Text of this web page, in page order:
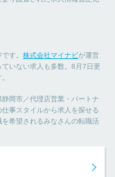
す。 株式会社マイナビが運営
いない求人も多数。8月7日更
岡市／代理店営業・パートナ
事スタイルから求人を探せる
希望されるみなさんの転職活